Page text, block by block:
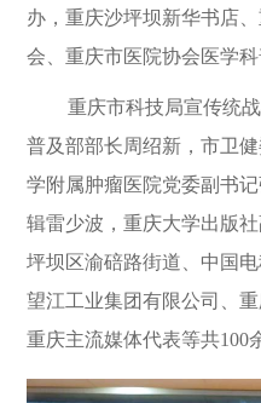
办，重庆沙坪坝新华书店
会、重庆市医院协会医学科
重庆市科技局宣传统
普及部部长周绍新，市卫
学附属肿瘤医院党委副书
辑雷少波，重庆大学出版
坪坝区渝碚路街道、中国
望江工业集团有限公司、
重庆主流媒体代表等共100